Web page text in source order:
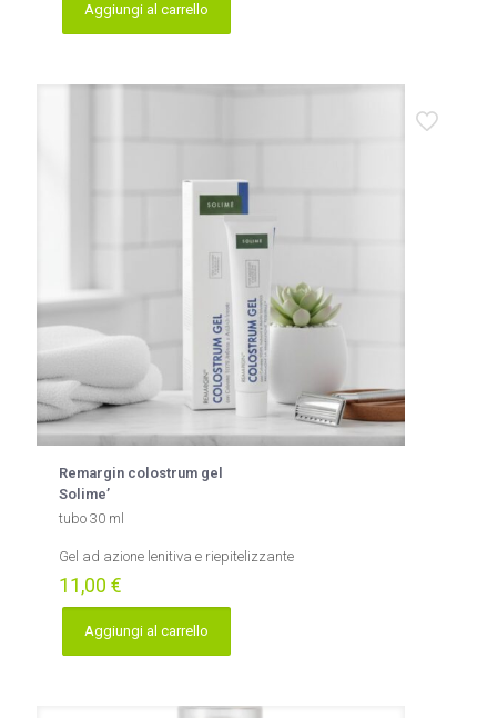
Aggiungi al carrello
Remargin colostrum gel
Solime’
tubo 30 ml
Gel ad azione lenitiva e riepitelizzante
11,00 €
Aggiungi al carrello